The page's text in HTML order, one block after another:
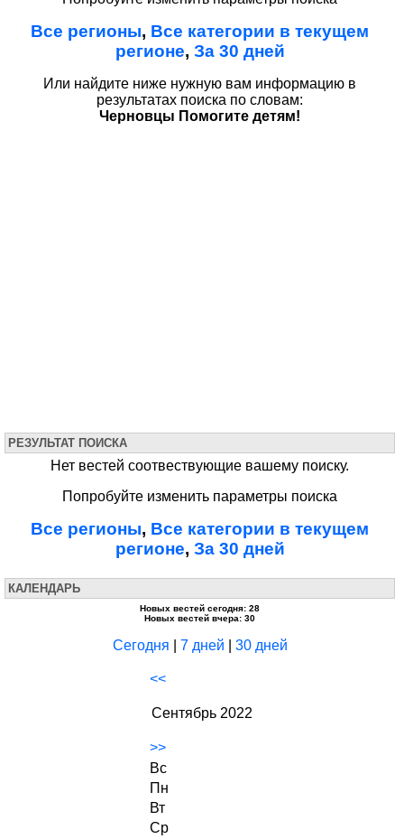
Все регионы, Все категории в текущем
регионе, За 30 дней
Или найдите ниже нужную вам информацию в
результатах поиска по словам:
Черновцы Помогите детям!
РЕЗУЛЬТАТ ПОИСКА
Нет вестей соотвествующие вашему поиску.
Попробуйте изменить параметры поиска
Все регионы, Все категории в текущем
регионе, За 30 дней
КАЛЕНДАРЬ
Новых вестей сегодня: 28
Новых вестей вчера: 30
Сегодня 7 дней 30 дней
<<
Сентябрь 2022
>>
Вс
Пн
Вт
Ср